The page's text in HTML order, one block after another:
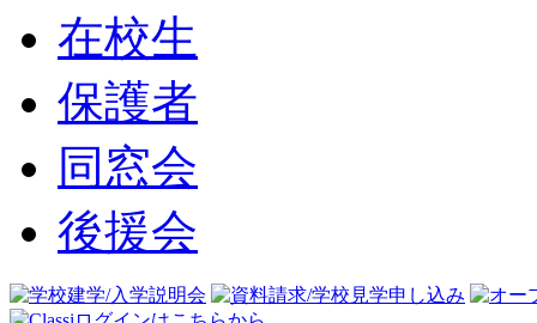
在校生
保護者
同窓会
後援会